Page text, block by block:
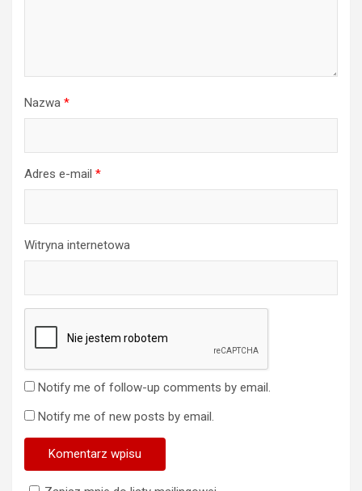
Nazwa *
Adres e-mail *
Witryna internetowa
Notify me of follow-up comments by email.
Notify me of new posts by email.